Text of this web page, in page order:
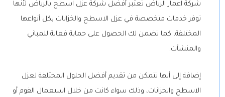
شركة اعمار الرياض تعتبر أفضل شركة عزل اسطح بالرياض لأنها
توفر خدمات متخصصة في عزل الاسطح والخزانات بكل أنواعها
المختلفة، كما تضمن لك الحصول على حماية فعالة للمباني
والمنشآت.
إضافة إلى أنها تتمكن من تقديم أفضل الحلول المختلفة لعزل
الاسطح والخزانات، وذلك سواء كانت من خلال استعمال الفوم أو